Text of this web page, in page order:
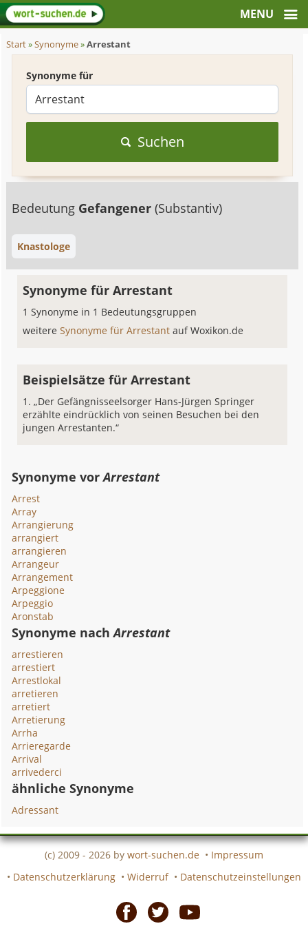
Start»Synonyme»Arrestant
Synonyme für
Suchen
Bedeutung Gefangener(Substantiv)
Knastologe
Synonyme für Arrestant
1 Synonyme in 1 Bedeutungsgruppen
weitereSynonyme für Arrestantauf Woxikon.de
Beispielsätze für Arrestant
„Der Gefängnisseelsorger Hans-Jürgen Springer
erzählte eindrücklich von seinen Besuchen bei den
jungen Arrestanten.“
Synonyme vorArrestant
Arrest
Array
Arrangierung
arrangiert
arrangieren
Arrangeur
Arrangement
Arpeggione
Arpeggio
Aronstab
Synonyme nachArrestant
arrestieren
arrestiert
Arrestlokal
arretieren
arretiert
Arretierung
Arrha
Arrieregarde
Arrival
arrivederci
ähnliche Synonyme
Adressant
(c) 2009 - 2026 by wort-suchen.de • Impressum
• Datenschutzerklärung • Widerruf • Datenschutzeinstellungen